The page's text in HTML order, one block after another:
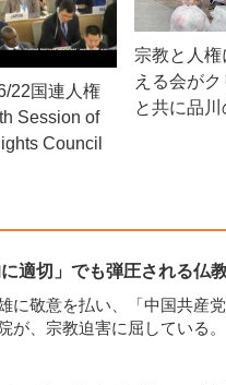
22国連人権
Session of
Council
宗教と人
える会が
と共に品
に適切」でも弾圧される仏
に敬意を払い、「中国共産
が、宗教迫害に屈している。